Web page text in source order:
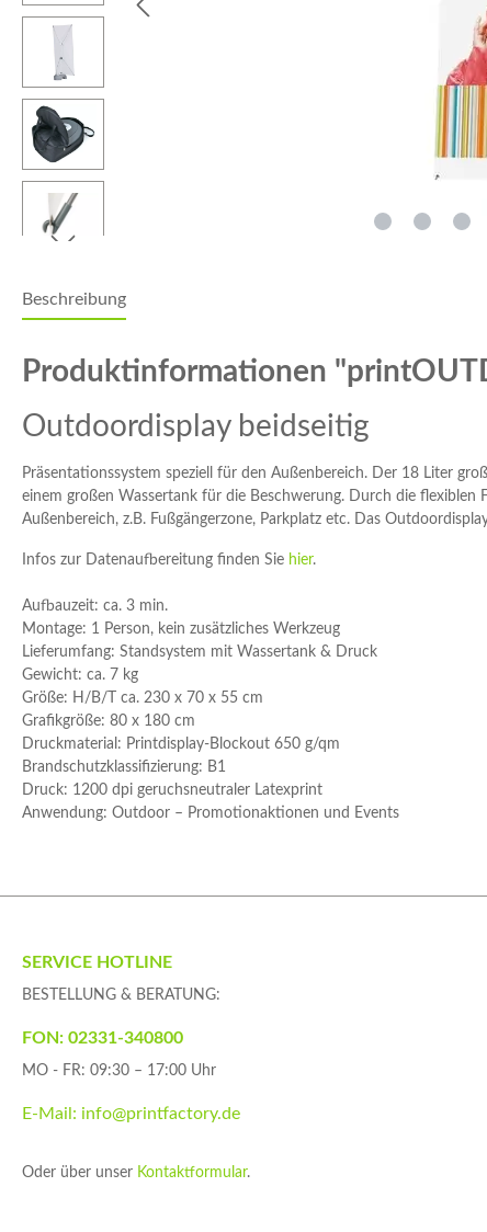
Beschreibung
Produktinformationen
Outdoordisplay beidseitig
Präsentationssystem speziell für den Außenbereich. Der 18 Liter
einem großen Wassertank für die Beschwerung. Durch die flexiblen
Außenbereich, z.B. Fußgängerzone, Parkplatz etc. Das
Infos zur Datenaufbereitung finden Sie hier.
Aufbauzeit: ca. 3 min.
Montage: 1 Person, kein zusätzliches Werkzeug
Lieferumfang: Standsystem mit Wassertank & Druck
Gewicht: ca. 7 kg
Größe: H/B/T ca. 230 x 70 x 55 cm
Grafikgröße: 80 x 180 cm
Druckmaterial: Printdisplay-Blockout 650 g/qm
Brandschutzklassifizierung: B1
Druck: 1200 dpi geruchsneutraler Latexprint
Anwendung: Outdoor – Promotionaktionen und Events
SERVICE HOTLINE
BESTELLUNG & BERATUNG:
FON: 02331-340800
MO - FR: 09:30 – 17:00 Uhr
E-Mail: info@printfactory.de
Oder über unser Kontaktformular.